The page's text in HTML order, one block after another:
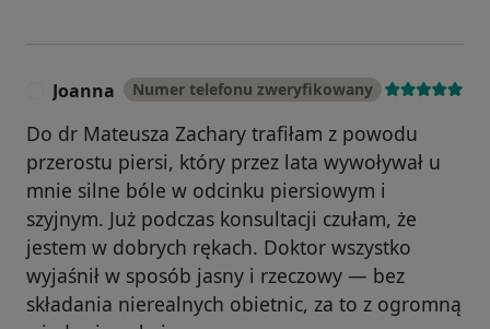
Joanna Numer telefonu zweryfikowany
Do dr Mateusza Zachary trafiłam z powodu
przerostu piersi, który przez lata wywoływał u
mnie silne bóle w odcinku piersiowym i
szyjnym. Już podczas konsultacji czułam, że
jestem w dobrych rękach. Doktor wszystko
wyjaśnił w sposób jasny i rzeczowy — bez
składania nierealnych obietnic, za to z ogromną